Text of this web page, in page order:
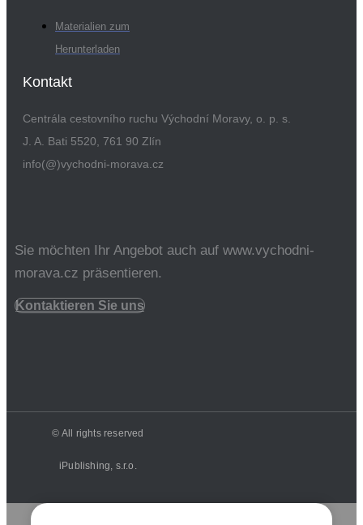
Materialien zum
Herunterladen
Kontakt
Centrála cestovního ruchu Východní Moravy, o. p. s.
J. A. Bati 5520, 761 90 Zlín
info(@)vychodni-morava.cz
Sie möchten Ihr Angebot auch auf www.vychodni-
morava.cz präsentieren.
Kontaktieren Sie uns
© All rights reserved
iPublishing, s.r.o.